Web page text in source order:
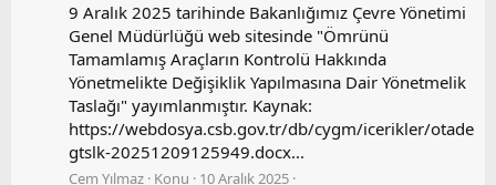
9 Aralık 2025 tarihinde Bakanlığımız Çevre Yönetimi
Genel Müdürlüğü web sitesinde "Ömrünü
Tamamlamış Araçların Kontrolü Hakkında
Yönetmelikte Değişiklik Yapılmasına Dair Yönetmelik
Taslağı" yayımlanmıştır. Kaynak:
https://webdosya.csb.gov.tr/db/cygm/icerikler/otade
gtslk-20251209125949.docx...
Cem Yılmaz Konu 10 Aralık 2025